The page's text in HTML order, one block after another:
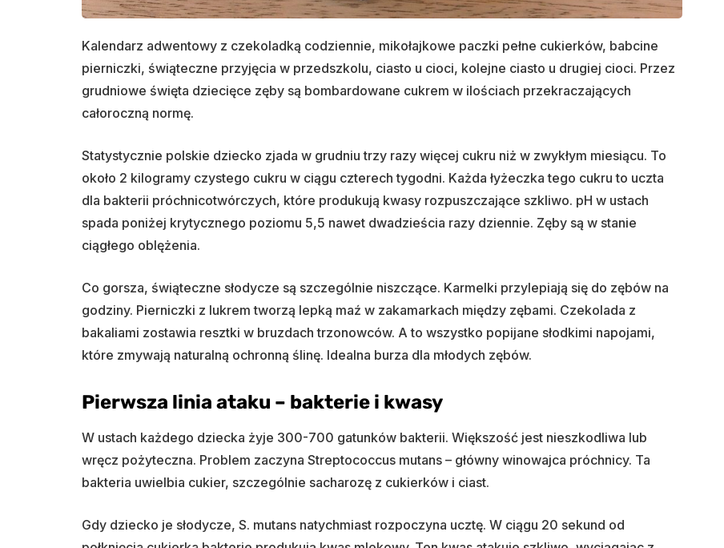
Kalendarz adwentowy z czekoladką codziennie, mikołajkowe paczki pełne cukierków, babcine
pierniczki, świąteczne przyjęcia w przedszkolu, ciasto u cioci, kolejne ciasto u drugiej cioci. Przez
grudniowe święta dziecięce zęby są bombardowane cukrem w ilościach przekraczających
całoroczną normę.
Statystycznie polskie dziecko zjada w grudniu trzy razy więcej cukru niż w zwykłym miesiącu. To
około 2 kilogramy czystego cukru w ciągu czterech tygodni. Każda łyżeczka tego cukru to uczta
dla bakterii próchnicotwórczych, które produkują kwasy rozpuszczające szkliwo. pH w ustach
spada poniżej krytycznego poziomu 5,5 nawet dwadzieścia razy dziennie. Zęby są w stanie
ciągłego oblężenia.
Co gorsza, świąteczne słodycze są szczególnie niszczące. Karmelki przylepiają się do zębów na
godziny. Pierniczki z lukrem tworzą lepką maź w zakamarkach między zębami. Czekolada z
bakaliami zostawia resztki w bruzdach trzonowców. A to wszystko popijane słodkimi napojami,
które zmywają naturalną ochronną ślinę. Idealna burza dla młodych zębów.
Pierwsza linia ataku – bakterie i kwasy
W ustach każdego dziecka żyje 300-700 gatunków bakterii. Większość jest nieszkodliwa lub
wręcz pożyteczna. Problem zaczyna Streptococcus mutans – główny winowajca próchnicy. Ta
bakteria uwielbia cukier, szczególnie sacharozę z cukierków i ciast.
Gdy dziecko je słodycze, S. mutans natychmiast rozpoczyna ucztę. W ciągu 20 sekund od